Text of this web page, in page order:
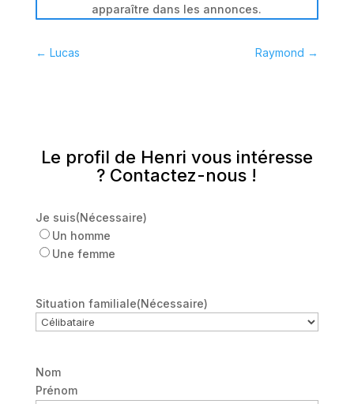
apparaître dans les annonces.
← Lucas Raymond →
Le profil de Henri vous intéresse
? Contactez-nous !
Je suis(Nécessaire)
Un homme
Une femme
Situation familiale(Nécessaire)
Nom
Prénom